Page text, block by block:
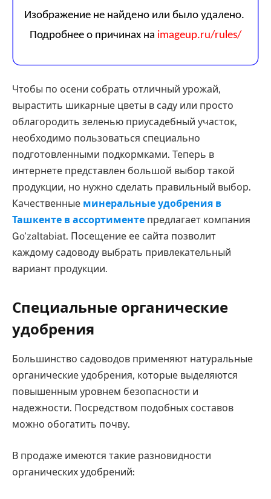
Чтобы по осени собрать отличный урожай,
вырастить шикарные цветы в саду или просто
облагородить зеленью приусадебный участок,
необходимо пользоваться специально
подготовленными подкормками. Теперь в
интернете представлен большой выбор такой
продукции, но нужно сделать правильный выбор.
Качественные минеральные удобрения в
Ташкенте в ассортименте предлагает компания
Go’zaltabiat. Посещение ее сайта позволит
каждому садоводу выбрать привлекательный
вариант продукции.
Специальные органические
удобрения
Большинство садоводов применяют натуральные
органические удобрения, которые выделяются
повышенным уровнем безопасности и
надежности. Посредством подобных составов
можно обогатить почву.
В продаже имеются такие разновидности
органических удобрений: